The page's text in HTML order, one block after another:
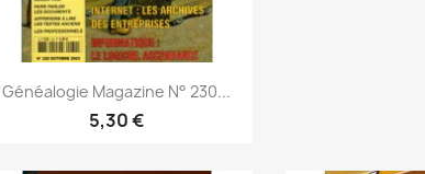
Anteprima
Généalogie Magazine N° 230...
5,30 €